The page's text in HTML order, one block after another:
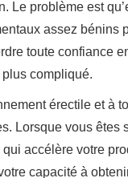
Le problème est
assez bénins
toute confiance
compliqué.
érectile et à
Lorsque vous êtes
accélère votre
capacité à